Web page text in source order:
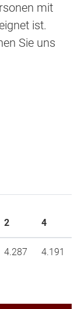
mit
ist.
Sie uns
2 4
4.287 4.191